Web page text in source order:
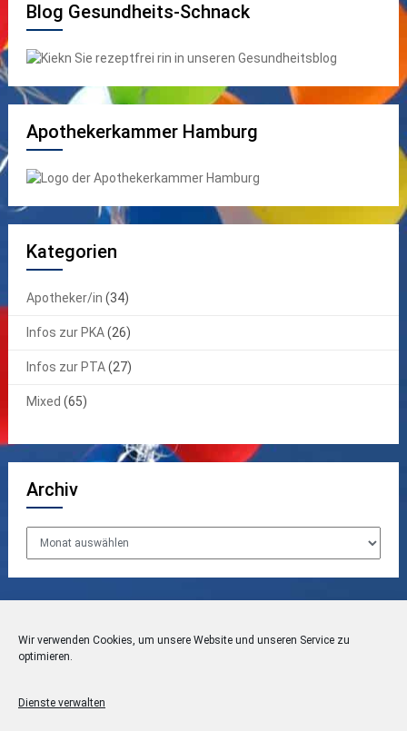
Wir verwenden Cookies, um unsere Website und unseren Service zu
optimieren.
Dienste verwalten
Blog Gesundheits-Schnack
Apothekerkammer Hamburg
Kategorien
Apotheker/in (34)
Infos zur PKA(26)
Infos zur PTA(27)
Mixed (65)
Archiv
Archiv
Datenschutzerklärung